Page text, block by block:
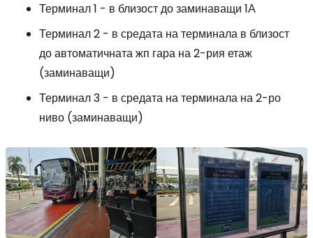
Терминал 1 - в близост до заминаващи 1А
Терминал 2 - в средата на терминала в близост
до автоматичната жп гара на 2-рия етаж
(заминаващи)
Терминал 3 - в средата на терминала на 2-ро
ниво (заминаващи)